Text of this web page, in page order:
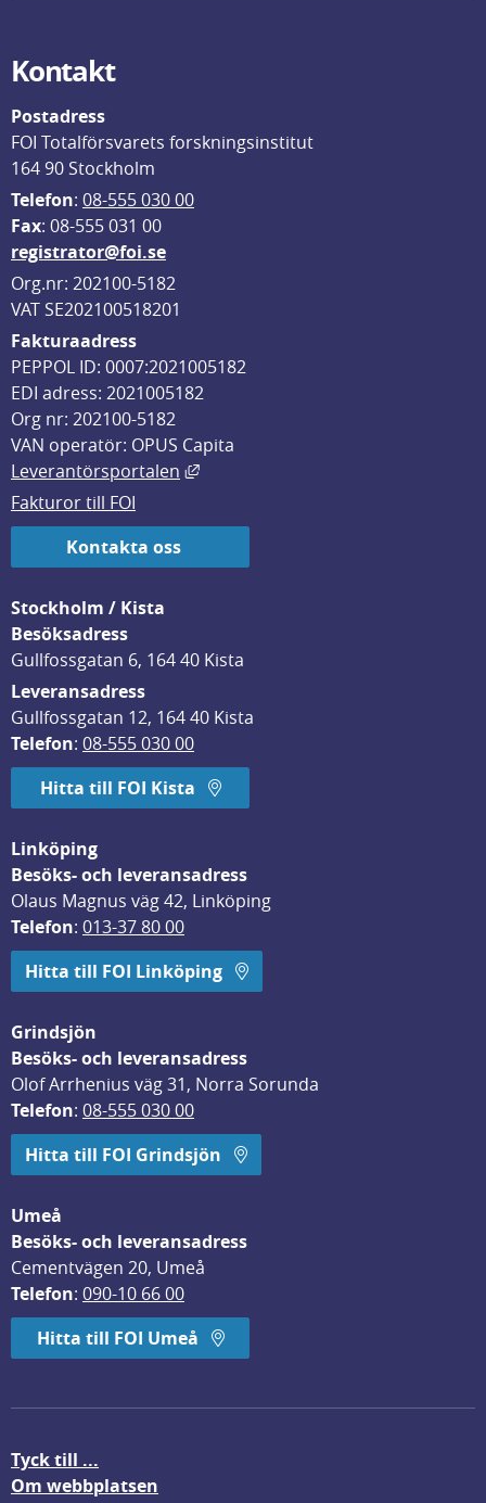
Kontakt
Postadress
FOI Totalförsvarets forskningsinstitut
164 90 Stockholm
Telefon: 08-555 030 00
Fax: 08-555 031 00
registrator@foi.se
Org.nr: 202100-5182
VAT SE202100518201
Fakturaadress
PEPPOL ID: 0007:2021005182
EDI adress: 2021005182
Org nr: 202100-5182
VAN operatör: OPUS Capita
Leverantörsportalen
Länk till annan webbplats, öppnas
Fakturor till FOI
Kontakta oss
Stockholm / Kista
Besöksadress
Gullfossgatan 6, 164 40 Kista
Leveransadress
Gullfossgatan 12, 164 40 Kista
Telefon: 08-555 030 00
Hitta till FOI Kista
Linköping
Besöks- och leveransadress
Olaus Magnus väg 42, Linköping
Telefon: 013-37 80 00
Hitta till FOI Linköping
Grindsjön
Besöks- och leveransadress
Olof Arrhenius väg 31, Norra Sorunda
Telefon: 08-555 030 00
Hitta till FOI Grindsjön
Umeå
Besöks- och leveransadress
Cementvägen 20, Umeå
Telefon: 090-10 66 00
Hitta till FOI Umeå
Tyck till ...
Om webbplatsen